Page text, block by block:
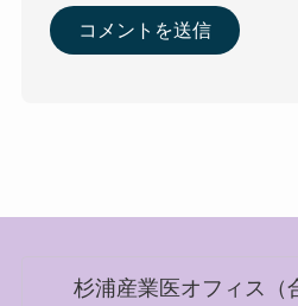
杉浦産業医オフィス（